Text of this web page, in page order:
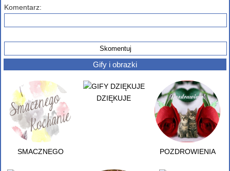
Komentarz:
Gify i obrazki
SMACZNEGO
DZIĘKUJE
POZDROWIENIA